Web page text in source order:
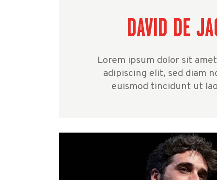
DAVID DE
Lorem ipsum dolor sit
adipiscing elit, sed diam
euismod tincidunt ut